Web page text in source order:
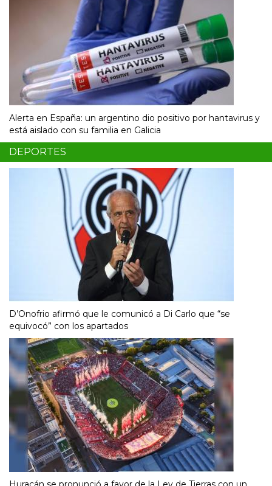
Alerta en España: un argentino dio positivo por hantavirus y
está aislado con su familia en Galicia
DEPORTES
D’Onofrio afirmó que le comunicó a Di Carlo que “se
equivocó” con los apartados